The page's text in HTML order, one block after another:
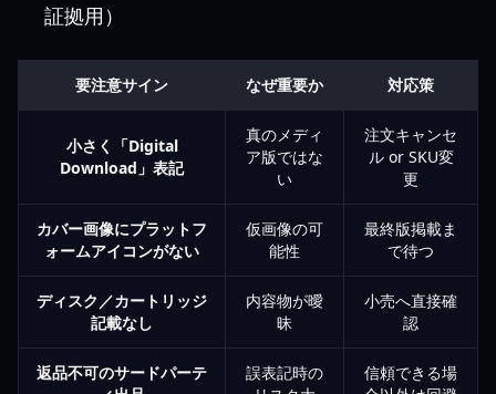
証拠用）
要注意サイン なぜ重要か 対応策
小さく「Digital
Download」表記
真のメディ
ア版ではな
い
注文キャンセ
ル or SKU変
更
カバー画像にプラットフ
ォームアイコンがない
仮画像の可
能性
最終版掲載ま
で待つ
ディスク／カートリッジ
記載なし
内容物が曖
昧
小売へ直接確
認
返品不可のサードパーテ
誤表記時の
信頼できる場